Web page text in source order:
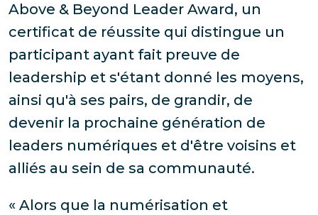
Above & Beyond Leader Award, un
certificat de réussite qui distingue un
participant ayant fait preuve de
leadership et s'étant donné les moyens,
ainsi qu'à ses pairs, de grandir, de
devenir la prochaine génération de
leaders numériques et d'être voisins et
alliés au sein de sa communauté.
« Alors que la numérisation et